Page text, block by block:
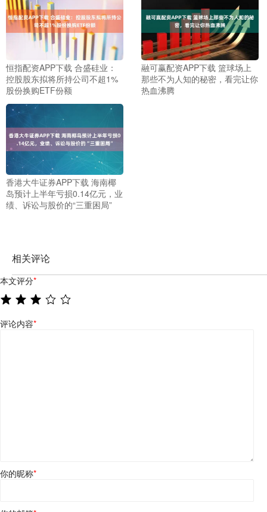
恒指配资APP下载 合盛硅业：
控股股东拟将所持公司不超1%
股份换购ETF份额
融可赢配资APP下载 篮球场上
那些不为人知的秘密，看完让你
热血沸腾
香港大牛证券APP下载 海南椰
岛预计上半年亏损0.14亿元，业
绩、诉讼与股价的“三重困局”
相关评论
本文评分*
评论内容*
你的昵称*